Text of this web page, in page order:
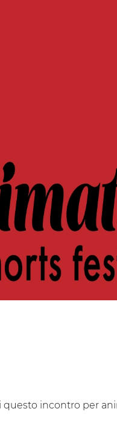
questo incontro per